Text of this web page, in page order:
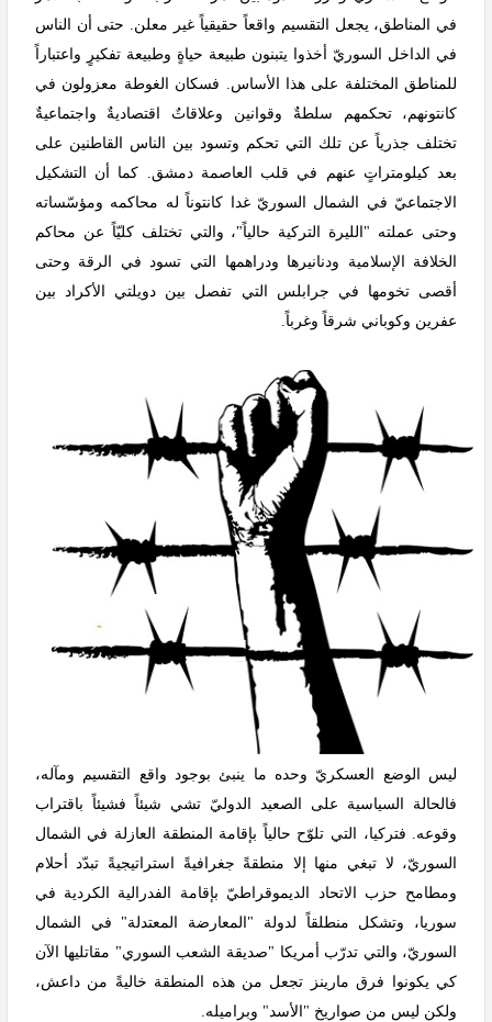
في المناطق، يجعل التقسيم واقعاً حقيقياً غير معلن. حتى أن الناس
في الداخل السوريّ أخذوا يتبنون طبيعة حياةٍ وطبيعة تفكيرٍ واعتباراً
للمناطق المختلفة على هذا الأساس. فسكان الغوطة معزولون في
كانتونهم، تحكمهم سلطةٌ وقوانين وعلاقاتٌ اقتصاديةٌ واجتماعيةٌ
تختلف جذرياً عن تلك التي تحكم وتسود بين الناس القاطنين على
بعد كيلومتراتٍ عنهم في قلب العاصمة دمشق. كما أن التشكيل
الاجتماعيّ في الشمال السوريّ غدا كانتوناً له محاكمه ومؤسّساته
وحتى عملته "الليرة التركية حالياً"، والتي تختلف كليّاً عن محاكم
الخلافة الإسلامية ودنانيرها ودراهمها التي تسود في الرقة وحتى
أقصى تخومها في جرابلس التي تفصل بين دويلتي الأكراد بين
عفرين وكوباني شرقاً وغرباً.
ليس الوضع العسكريّ وحده ما ينبئ بوجود واقع التقسيم ومآله،
فالحالة السياسية على الصعيد الدوليّ تشي شيئاً فشيئاً باقتراب
وقوعه. فتركيا، التي تلوّح حالياً بإقامة المنطقة العازلة في الشمال
السوريّ، لا تبغي منها إلا منطقةً جغرافيةً استراتيجيةً تبدّد أحلام
ومطامح حزب الاتحاد الديموقراطيّ بإقامة الفدرالية الكردية في
سوريا، وتشكل منطلقاً لدولة "المعارضة المعتدلة" في الشمال
السوريّ، والتي تدرّب أمريكا "صديقة الشعب السوري" مقاتليها الآن
كي يكونوا فرق مارينز تجعل من هذه المنطقة خاليةً من داعش،
ولكن ليس من صواريخ "الأسد" وبراميله.